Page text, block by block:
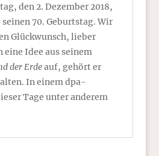
den 2. Dezember 2018,
70. Geburtstag. Wir
Glückwunsch, lieber
Idee aus seinem
der Erdeauf, gehört er
In einem dpa-
Tage unter anderem